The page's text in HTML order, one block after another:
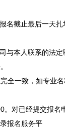
截止最后一天扎
本人联系的法定
全一致，如专业
已经提交报名
报名服务平